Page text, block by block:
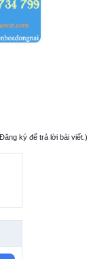
ký để trả lời bài viết.)